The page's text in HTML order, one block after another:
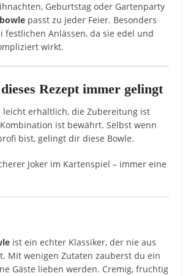
Geburtstag oder Gartenparty
passt zu jeder Feier. Besonders
festlichen Anlässen, da sie edel und
wirkt.
Rezept immer gelingt
leicht erhältlich, die Zubereitung ist
ist bewährt. Selbst wenn
bist, gelingt dir diese Bowle.
Joker im Kartenspiel – immer eine
ist ein echter Klassiker, der nie aus
Mit wenigen Zutaten zauberst du ein
Gäste lieben werden. Cremig, fruchtig